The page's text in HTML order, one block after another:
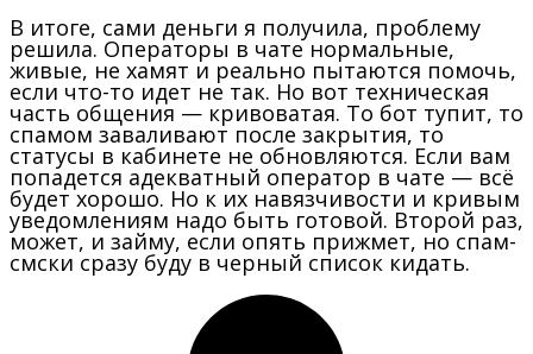
В итоге, сами деньги я получила, проблему
решила. Операторы в чате нормальные,
живые, не хамят и реально пытаются помочь,
если что-то идет не так. Но вот техническая
часть общения — кривоватая. То бот тупит, то
спамом заваливают после закрытия, то
статусы в кабинете не обновляются. Если вам
попадется адекватный оператор в чате — всё
будет хорошо. Но к их навязчивости и кривым
уведомлениям надо быть готовой. Второй раз,
может, и займу, если опять прижмет, но спам-
смски сразу буду в черный список кидать.